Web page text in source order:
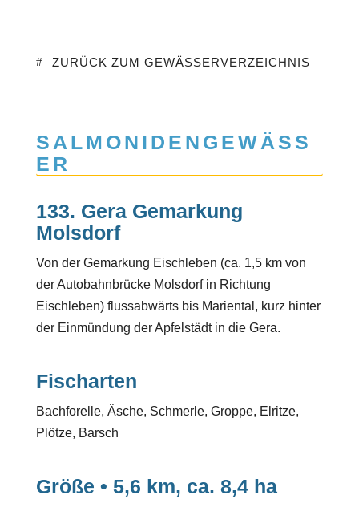
ZURÜCK ZUM GEWÄSSERVERZEICHNIS
SALMONIDENGEWÄSS
ER
133. Gera Gemarkung
Molsdorf
Von der Gemarkung Eischleben (ca. 1,5 km von
der Autobahnbrücke Molsdorf in Richtung
Eischleben) flussabwärts bis Mariental, kurz hinter
der Einmündung der Apfelstädt in die Gera.
Fischarten
Bachforelle, Äsche, Schmerle, Groppe, Elritze,
Plötze, Barsch
Größe • 5,6 km, ca. 8,4 ha